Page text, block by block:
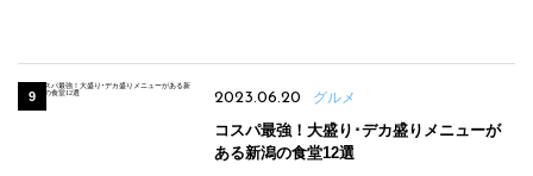
2023.06.20 グルメ
コスパ最強！大盛り･デカ盛りメニューが
ある新潟の食堂12選